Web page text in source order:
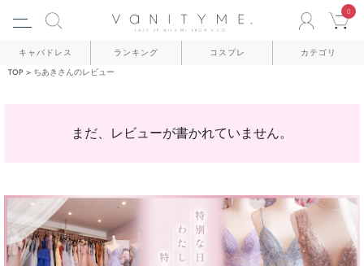
0
キャバドレス ランキング コスプレ カテゴリ
TOP ちあきさんのレビュー
まだ、レビューが書かれていません。